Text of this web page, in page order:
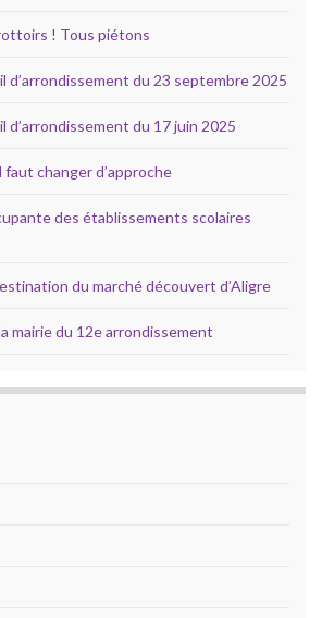
! Tous piétons
d’arrondissement du 23 septembre 2025
d’arrondissement du 17 juin 2025
faut changer d’approche
des établissements scolaires
du marché découvert d’Aligre
mairie du 12e arrondissement